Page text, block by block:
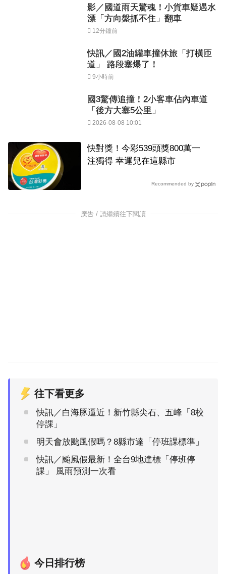
影／國道雨天驚魂！小貨車疑遇水
漂「方向盤抓不住」翻車
12分鐘前
快訊／國2油罐車撞休旅「打橫匝
道」 路段塞爆了！
9小時前
國3驚傳追撞！2小客車佔內車道
「後方大塞5公里」
2026-08-08 10:01
快對獎！今彩539頭獎800萬一
注獨得 幸運兒在這縣市
Recommended by
廣告 / 請繼續往下閱讀
往下看更多
快訊／白海豚逼近！新竹縣尖石、五峰「8校
停課」
明天會放颱風假嗎？8縣市達「停班課標準」
快訊／颱風假最新！全台9地達標「停班停
課」 風雨預測一次看
今日排行榜